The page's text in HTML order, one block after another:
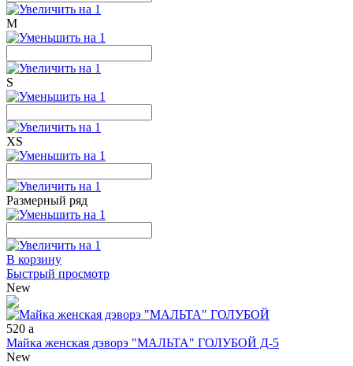
M
S
XS
Размерный ряд
В корзину
Быстрый просмотр
New
520 a
Майка женская дэворэ "МАЛЬТА" ГОЛУБОЙ Д-5
New